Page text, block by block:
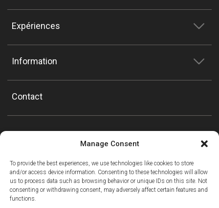
Manage Consent
To provide the best experiences, we use technologies like cookies to store
and/or access device information. Consenting to these technologies will allow
us to process data such as browsing behavior or unique IDs on this site. Not
consenting or withdrawing consent, may adversely affect certain features and
functions.
Expériences
Information
Contact